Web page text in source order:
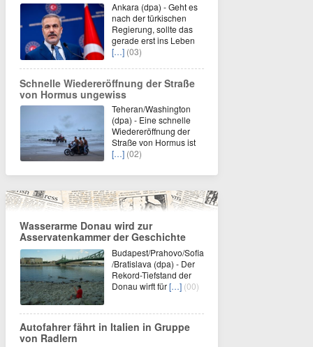
Ankara (dpa) - Geht es
nach der türkischen
Regierung, sollte das
gerade erst ins Leben
[…] (03)
Schnelle Wiedereröffnung der Straße
von Hormus ungewiss
Teheran/Washington
(dpa) - Eine schnelle
Wiedereröffnung der
Straße von Hormus ist
[…] (02)
Wasserarme Donau wird zur
Asservatenkammer der Geschichte
Budapest/Prahovo/Sofia
/Bratislava (dpa) - Der
Rekord-Tiefstand der
Donau wirft für[…] (00)
Autofahrer fährt in Italien in Gruppe
von Radlern